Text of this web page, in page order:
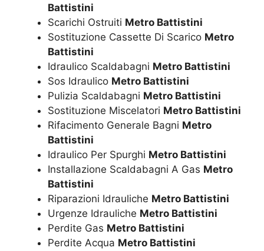
Battistini
Scarichi Ostruiti Metro Battistini
Sostituzione Cassette Di Scarico Metro
Battistini
Idraulico Scaldabagni Metro Battistini
Sos Idraulico Metro Battistini
Pulizia Scaldabagni Metro Battistini
Sostituzione Miscelatori Metro Battistini
Rifacimento Generale Bagni Metro
Battistini
Idraulico Per Spurghi Metro Battistini
Installazione Scaldabagni A Gas Metro
Battistini
Riparazioni Idrauliche Metro Battistini
Urgenze Idrauliche Metro Battistini
Perdite Gas Metro Battistini
Perdite Acqua Metro Battistini